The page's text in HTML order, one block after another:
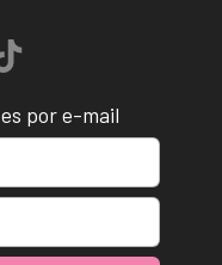
por e-mail